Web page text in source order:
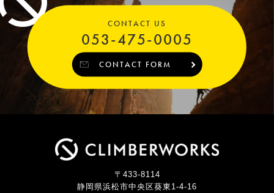
CONTACT US
053-475-0005
CONTACT FORM
〒433-8114
静岡県浜松市中央区葵東1-4-16